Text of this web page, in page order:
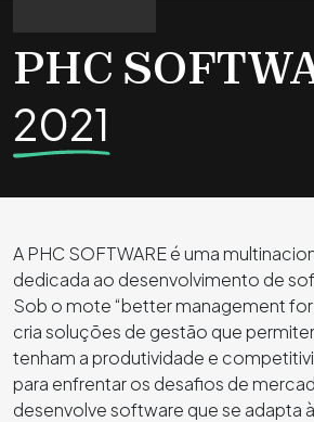
PHC
2021
A PHC SOFTWARE é uma
dedicada ao desenvolvimento de
Sob o mote “better management
cria soluções de gestão que
tenham a produtividade e
para enfrentar os desafios de
desenvolve software que se adapta